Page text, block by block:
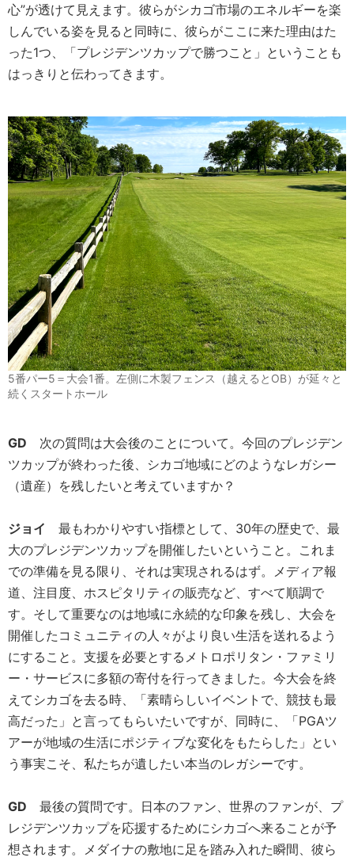
心”が透けて見えます。彼らがシカゴ市場のエネルギーを楽
しんでいる姿を見ると同時に、彼らがここに来た理由はた
った1つ、「プレジデンツカップで勝つこと」ということも
はっきりと伝わってきます。
5番パー5＝大会1番。左側に木製フェンス（越えるとOB）が延々と
続くスタートホール
GD 次の質問は大会後のことについて。今回のプレジデン
ツカップが終わった後、シカゴ地域にどのようなレガシー
（遺産）を残したいと考えていますか？
ジョイ 最もわかりやすい指標として、30年の歴史で、最
大のプレジデンツカップを開催したいということ。これま
での準備を見る限り、それは実現されるはず。メディア報
道、注目度、ホスピタリティの販売など、すべて順調で
す。そして重要なのは地域に永続的な印象を残し、大会を
開催したコミュニティの人々がより良い生活を送れるよう
にすること。支援を必要とするメトロポリタン・ファミリ
ー・サービスに多額の寄付を行ってきました。今大会を終
えてシカゴを去る時、「素晴らしいイベントで、競技も最
高だった」と言ってもらいたいですが、同時に、「PGAツ
アーが地域の生活にポジティブな変化をもたらした」とい
う事実こそ、私たちが遺したい本当のレガシーです。
GD 最後の質問です。日本のファン、世界のファンが、プ
レジデンツカップを応援するためにシカゴへ来ることが予
想されます。メダイナの敷地に足を踏み入れた瞬間、彼ら